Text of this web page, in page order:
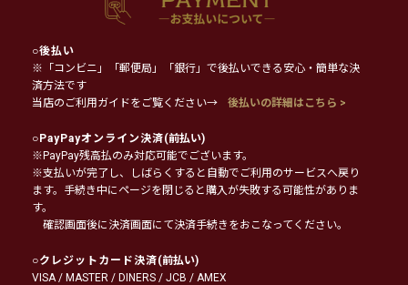
○後払い
※「コンビニ」「郵便局」「銀行」で後払いできる安心・簡単な決
済方法です
当店のご利用ガイドをご覧ください→
後払いの詳細はこちら >
○PayPayオンライン決済(前払い)
※PayPay残高払のみ対応可能でございます。
※支払いが完了し、しばらくすると自動でご利用のサービスへ戻り
ます。手続き中にページを閉じると購入が失敗する可能性がありま
す。
確認画面後に決済画面にて決済手続きをおこなってください。
○クレジットカード決済(前払い)
VISA / MASTER / DINERS / JCB / AMEX